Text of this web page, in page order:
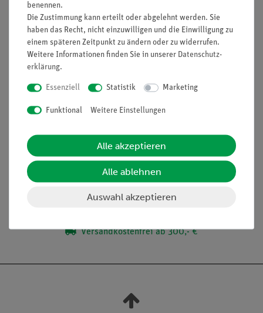
Sichere Verbindung der Einzelteile durch GL-
Verschraubungen
Benötigtes Zubehör
Präzisionswaage 620 g / 0,001 g
Lieferumfang
Media / Downloads
Versandkostenfrei ab 300,- €
benennen.
Die Zustimmung kann erteilt oder abgelehnt werden. Sie
haben das Recht, nicht einzuwilligen und die Einwilligung zu
einem späteren Zeitpunkt zu ändern oder zu widerrufen.
Weitere Informationen finden Sie in unserer Daten­schutz­
erklärung.
Essenziell Statistik Marketing
Funktional Weitere Einstellungen
Alle akzeptieren
Alle ablehnen
Auswahl akzeptieren